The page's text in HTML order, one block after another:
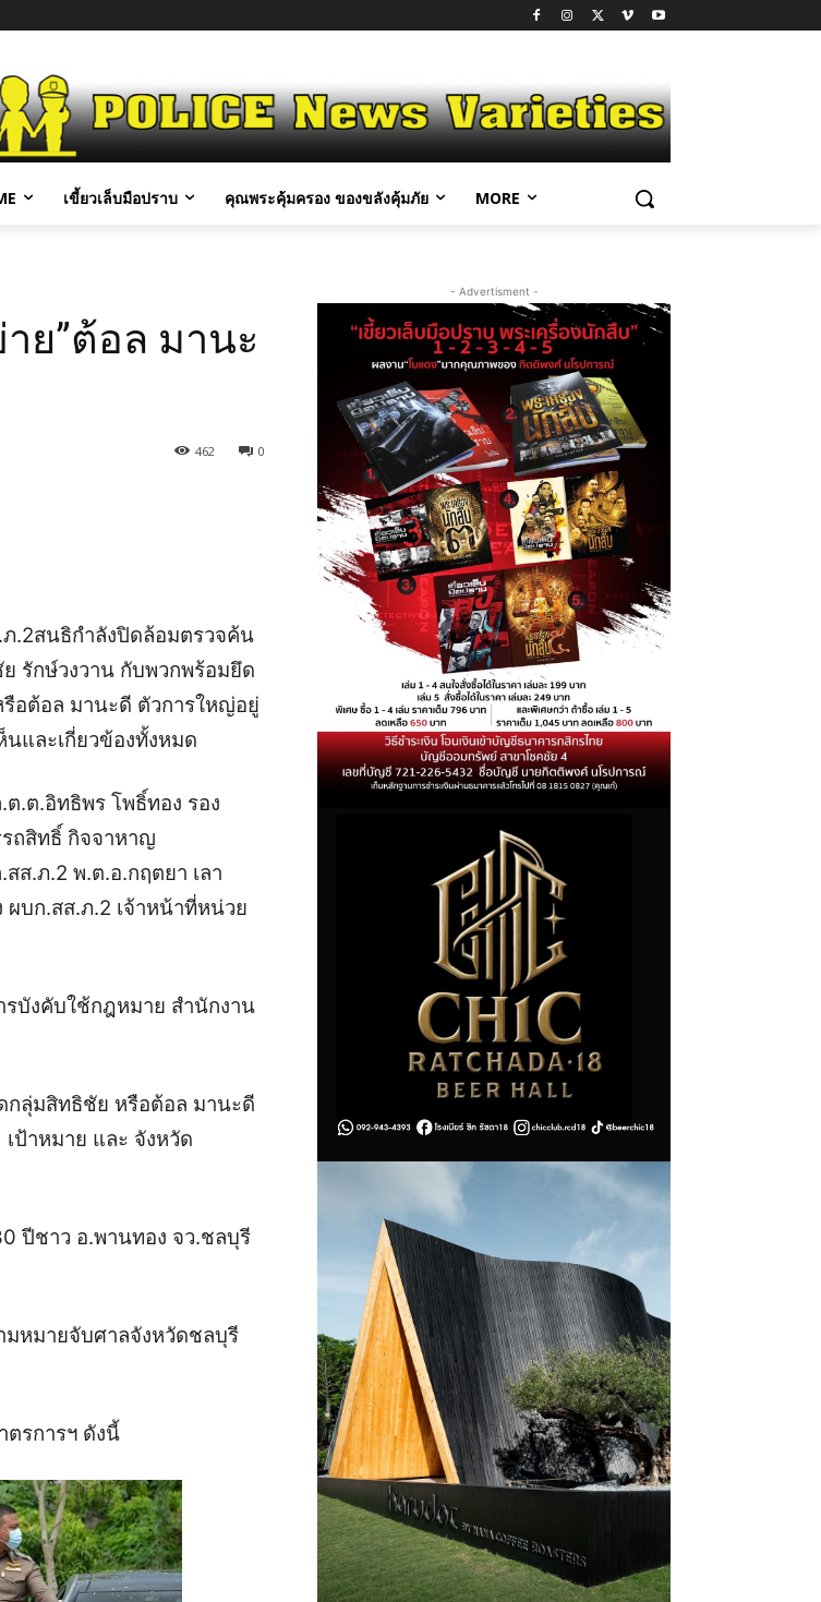
เขี้ยวเล็บมือปราบ คุณพระคุ้มครอง ของขลังคุ้มภัย MORE
ย”ต้อล มานะ
0
462
.2สนธิกำลังปิดล้อมตรวจค้น
รักษ์วงวาน กับพวกพร้อมยึด
อต้อล มานะดี ตัวการใหญ่อยู่
และเกี่ยวข้องทั้งหมด
.ต.อิทธิพร โพธิ์ทอง รอง
ถสิทธิ์ กิจจาหาญ
ส.ภ.2 พ.ต.อ.กฤตยา เลา
ผบก.สส.ภ.2 เจ้าหน้าที่หน่วย
รบังคับใช้กฎหมาย สำนักงาน
กลุ่มสิทธิชัย หรือต้อล มานะดี
ป้าหมาย และ จังหวัด
ปีชาว อ.พานทอง จว.ชลบุรี
หมายจับศาลจังหวัดชลบุรี
รการฯ ดังนี้
- Advertisment -